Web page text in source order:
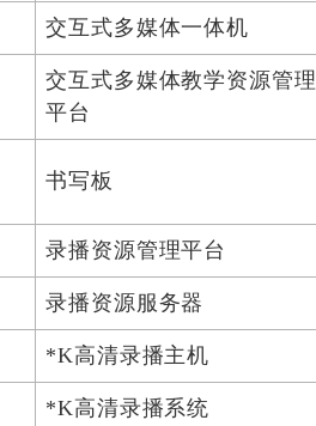
交互式多媒体一体机
交互式多媒体教学资源管理
平台
书写板
录播资源管理平台
录播资源服务器
*K高清录播主机
*K高清录播系统